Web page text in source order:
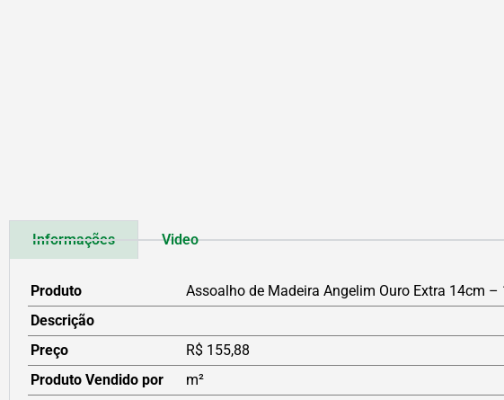
Informações Video
Produto
Assoalho de Madeira Angelim Ouro Extra 14cm –
Descrição
Preço
R$ 155,88
Produto Vendido por
m²